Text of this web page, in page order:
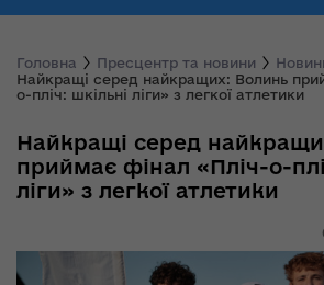
Головна Пресцентр та новини
Найкращі серед найкращих: Волинь
о-пліч: шкільні ліги» з легкої атлетики
Найкращі серед
приймає фінал «Пліч-о-
ліги» з легкої атлетики